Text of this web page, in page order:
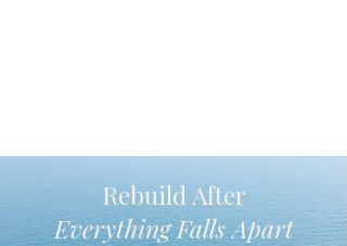
Rebuild After
Everything Falls Apart